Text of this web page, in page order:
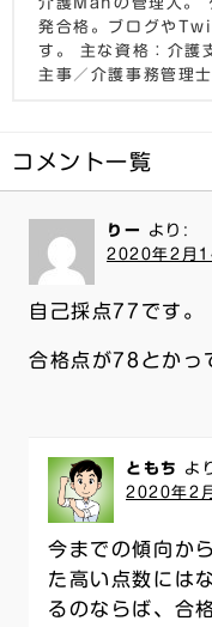
発合格。ブログや
す。 主な資格：介護
主事／介護事務管理
コメント一覧
りー
より:
2020年2月
自己採点77です。
合格点が78とかっ
ともち
よ
2020年2
今までの傾向か
た高い点数には
るのならば、合